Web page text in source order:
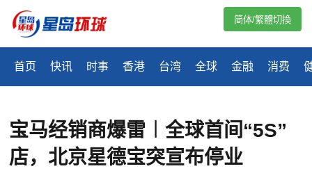
首页 快讯 时事 香港 台湾 全球 金融 消费
简体/繁體切換
宝马经销商爆雷︱全球首间“5S”
店，北京星德宝突宣布停业